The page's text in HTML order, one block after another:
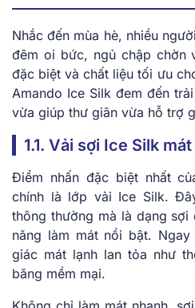
Nhắc đến mùa hè, nhiều
đêm oi bức, ngủ chập chờn
đặc biệt và chất liệu tối ưu
Amando Ice Silk đem đến
vừa giúp thư giãn vừa hỗ trợ
1.1. Vải sợi Ice Silk
Điểm nhấn đặc biệt nhất
chính là lớp vải Ice Silk.
thông thường mà là dạng
năng làm mát nổi bật.
giác mát lạnh lan tỏa như
băng mềm mại.